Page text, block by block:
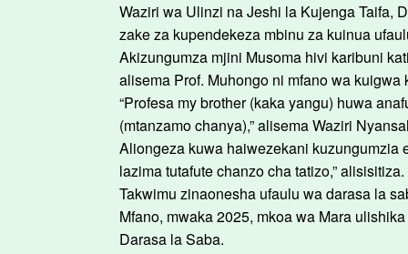
Waziri wa Ulinzi na Jeshi la Kujenga Taifa,
zake za kupendekeza mbinu za kuinua
Akizungumza mjini Musoma hivi karibuni
alisema Prof. Muhongo ni mfano wa
“Profesa my brother (kaka yangu) huwa
(mtanzamo chanya),” alisema Waziri
Aliongeza kuwa haiwezekani kuzungumzia
lazima tutafute chanzo cha tatizo,” alisisitiza.
Takwimu zinaonesha ufaulu wa darasa la
Mfano, mwaka 2025, mkoa wa Mara
Darasa la Saba.